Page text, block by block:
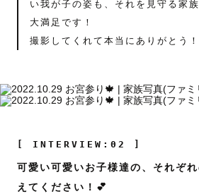
い我が子の姿も、それを見守る家
大満足です！
撮影してくれて本当にありがとう！
[ INTERVIEW:02 ]
可愛い可愛いお子様達の、それぞ
えてください！💕